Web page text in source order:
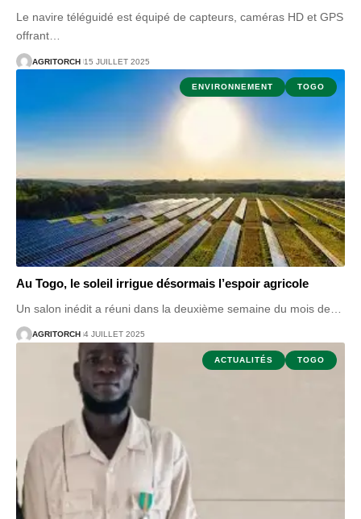
Le navire téléguidé est équipé de capteurs, caméras HD et GPS
offrant
AGRITORCH 15 JUILLET 2025
ENVIRONNEMENT TOGO
Au Togo, le soleil irrigue désormais l’espoir agricole
Un salon inédit a réuni dans la deuxième semaine du mois de
AGRITORCH 4 JUILLET 2025
ACTUALITÉS TOGO